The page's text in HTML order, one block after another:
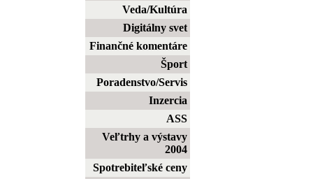
Veda/Kultúra
Digitálny svet
Finančné komentáre
Šport
Poradenstvo/Servis
Inzercia
ASS
Veľtrhy a výstavy
2004
Spotrebiteľské ceny